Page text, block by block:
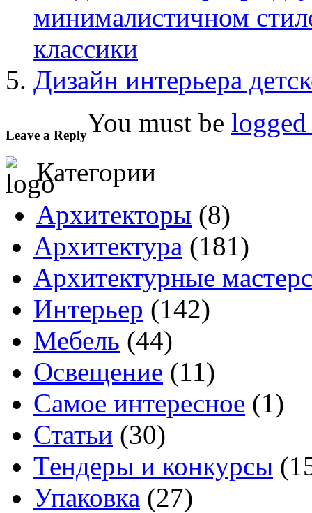
минималистичном
классики
Дизайн интерьера
Leave a ReplyYou must be
Категории
Архитекторы (8)
Архитектура (181)
Архитектурные
Интерьер (142)
Мебель (44)
Освещение (11)
Самое интересное (1)
Статьи (30)
Тендеры и конкурсы
Упаковка (27)